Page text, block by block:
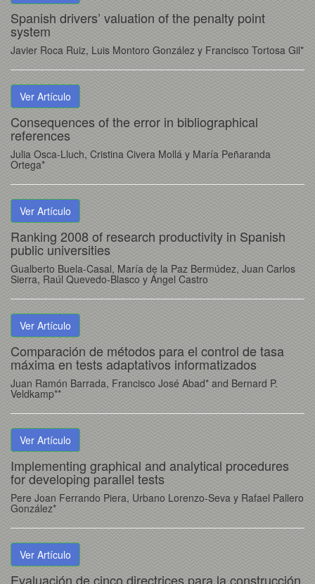
Spanish drivers’ valuation of the penalty point
system
Javier Roca Ruiz, Luis Montoro González y Francisco Tortosa Gil*
Ver Artículo
Consequences of the error in bibliographical
references
Julia Osca-Lluch, Cristina Civera Mollá y María Peñaranda
Ortega*
Ver Artículo
Ranking 2008 of research productivity in Spanish
public universities
Gualberto Buela-Casal, María de la Paz Bermúdez, Juan Carlos
Sierra, Raúl Quevedo-Blasco y Ángel Castro
Ver Artículo
Comparación de métodos para el control de tasa
máxima en tests adaptativos informatizados
Juan Ramón Barrada, Francisco José Abad* and Bernard P.
Veldkamp**
Ver Artículo
Implementing graphical and analytical procedures
for developing parallel tests
Pere Joan Ferrando Piera, Urbano Lorenzo-Seva y Rafael Pallero
González*
Ver Artículo
Evaluación de cinco directrices para la construcción